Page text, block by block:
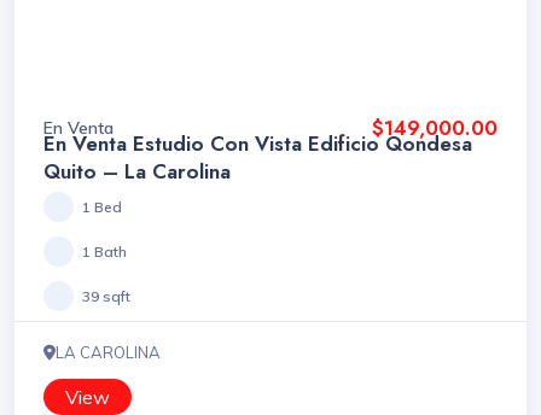
En Venta $149,000.00
En Venta Estudio Con Vista Edificio Qondesa
Quito – La Carolina
1 Bed
1 Bath
39 sqft
LA CAROLINA
View